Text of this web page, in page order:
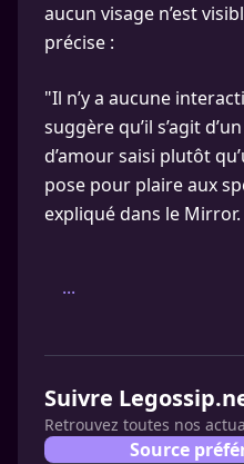
aucun visage n’est
précise :
"Il n’y a aucune
suggère qu’il s’agit
d’amour saisi plutôt
pose pour plaire aux
expliqué dans le Mirror.
...
Suivre
Retrouvez toutes nos
Source